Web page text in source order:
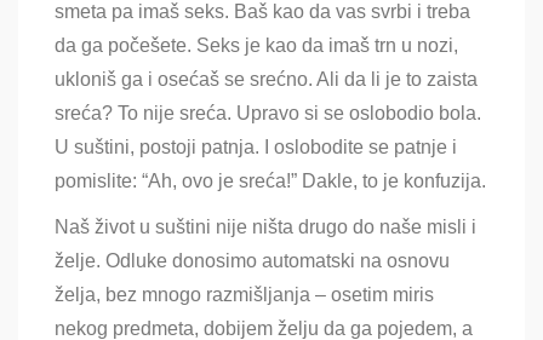
smeta pa imaš seks. Baš kao da vas svrbi i treba
da ga počešete. Seks je kao da imaš trn u nozi,
ukloniš ga i osećaš se srećno. Ali da li je to zaista
sreća? To nije sreća. Upravo si se oslobodio bola.
U suštini, postoji patnja. I oslobodite se patnje i
pomislite: “Ah, ovo je sreća!” Dakle, to je konfuzija.
Naš život u suštini nije ništa drugo do naše misli i
želje. Odluke donosimo automatski na osnovu
želja, bez mnogo razmišljanja – osetim miris
nekog predmeta, dobijem želju da ga pojedem, a